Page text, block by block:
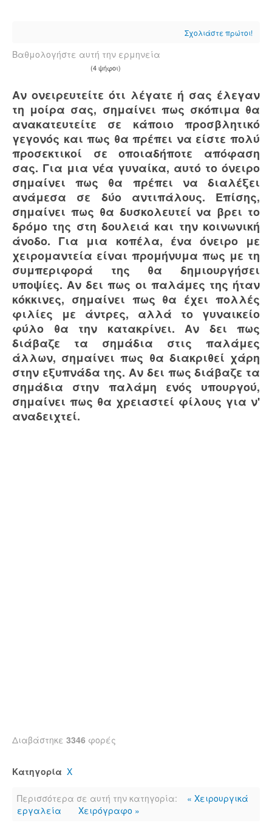
Σχολιάστε πρώτοι!
Βαθμολογήστε αυτή την ερμηνεία
(4 ψήφοι)
Αν ονειρευτείτε ότι λέγατε ή σας έλεγαν
τη μοίρα σας, σημαίνει πως σκόπιμα θα
ανακατευτείτε σε κάποιο προσβλητικό
γεγονός και πως θα πρέπει να είστε πολύ
προσεκτικοί σε οποιαδήποτε απόφαση
σας. Για μια νέα γυναίκα, αυτό το όνειρο
σημαίνει πως θα πρέπει να διαλέξει
ανάμεσα σε δύο αντιπάλους. Επίσης,
σημαίνει πως θα δυσκολευτεί να βρει το
δρόμο της στη δουλειά και την κοινωνική
άνοδο. Για μια κοπέλα, ένα όνειρο με
χειρομαντεία είναι προμήνυμα πως με τη
συμπεριφορά της θα δημιουργήσει
υποψίες. Αν δει πως οι παλάμες της ήταν
κόκκινες, σημαίνει πως θα έχει πολλές
φιλίες με άντρες, αλλά το γυναικείο
φύλο θα την κατακρίνει. Αν δει πως
διάβαζε τα σημάδια στις παλάμες
άλλων, σημαίνει πως θα διακριθεί χάρη
στην εξυπνάδα της. Αν δει πως διάβαζε τα
σημάδια στην παλάμη ενός υπουργού,
σημαίνει πως θα χρειαστεί φίλους για ν'
αναδειχτεί.
Διαβάστηκε 3346 φορές
Κατηγορία Χ
Περισσότερα σε αυτή την κατηγορία:
« Χειρουργικά
εργαλεία
Χειρόγραφο »